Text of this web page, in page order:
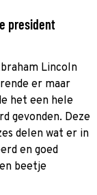
president
Lincoln
er maar
het een hele
gevonden. Deze
delen wat er in
en goed
beetje